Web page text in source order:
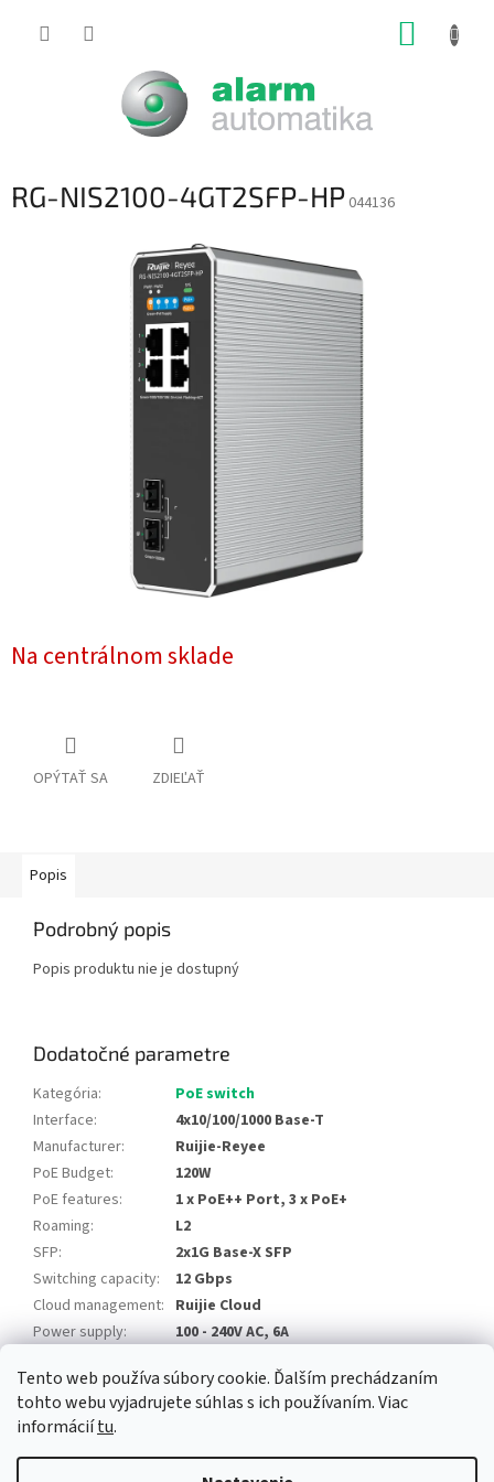
Tento web používa súbory cookie. Ďalším prechádzaním
tohto webu vyjadrujete súhlas s ich používaním. Viac
informáciítu.
RG-NIS2100-4GT2SFP-HP 044136
Na centrálnom sklade
OPÝTAŤ SA ZDIEĽAŤ
Popis
Podrobný popis
Popis produktu nie je dostupný
Dodatočné parametre
Kategória:
PoE switch
Interface:
4x10/100/1000 Base-T
Manufacturer:
Ruijie-Reyee
PoE Budget:
120W
PoE features:
1 x PoE++ Port, 3 x PoE+
Roaming:
L2
SFP:
2x1G Base-X SFP
Switching capacity:
12 Gbps
Cloud management: Ruijie Cloud
Power supply: 100 - 240V AC, 6A
Newsletter